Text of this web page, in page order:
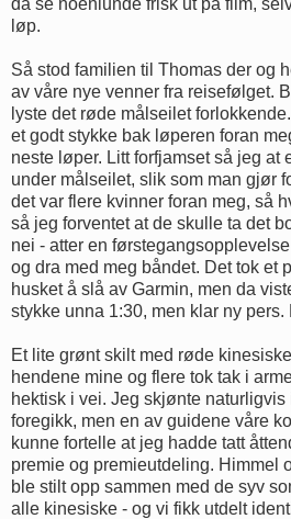
løp.
Så stod familien til Thomas der og
av våre nye venner fra reisefølget.
lyste det røde målseilet
et godt stykke bak løperen foran
neste løper. Litt forfjamset så jeg at
under målseilet, slik som man gjør
det var flere kvinner foran meg, så
så jeg forventet at de skulle ta det
nei - atter en
og dra med meg båndet. Det tok et
husket å slå av Garmin, men da
stykke unna 1:30, men klar ny pers.
Et lite grønt skilt med røde
hendene mine og flere tok tak i
hektisk i vei. Jeg skjønte
foregikk, men en av guidene våre
kunne fortelle at jeg hadde tatt
premie og premieutdeling. Himmel
ble stilt opp sammen med de syv
alle kinesiske - og vi fikk utdelt